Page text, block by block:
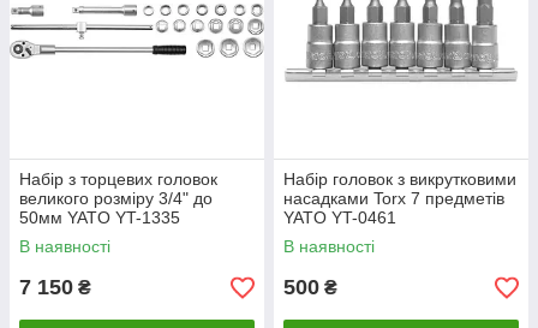
Набір з торцевих головок
великого розміру 3/4" до
50мм YATO YT-1335
В наявності
7 150 ₴
Набір головок з викрутковими
насадками Torx 7 предметів
YATO YT-0461
В наявності
500 ₴